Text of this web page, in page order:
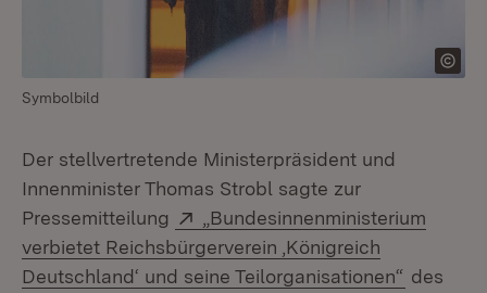
Symbolbild
Der stellvertretende Ministerpräsident und
Innenminister Thomas Strobl sagte zur
Pressemitteilung
Extern:
„Bundesinnenministerium
verbietet Reichsbürgerverein ‚Königreich
Deutschland‘ und seine Teilorganisationen“ (Öffnet
des